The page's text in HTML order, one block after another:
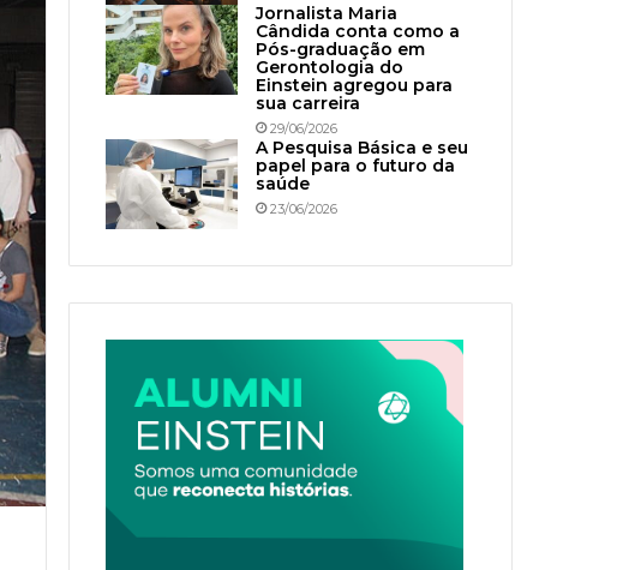
Jornalista Maria
Cândida conta como a
Pós-graduação em
Gerontologia do
Einstein agregou para
sua carreira
29/06/2026
A Pesquisa Básica e seu
papel para o futuro da
saúde
23/06/2026